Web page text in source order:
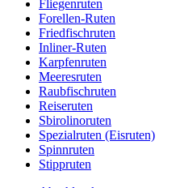
Fliegenruten
Forellen-Ruten
Friedfischruten
Inliner-Ruten
Karpfenruten
Meeresruten
Raubfischruten
Reiseruten
Sbirolinoruten
Spezialruten (Eisruten)
Spinnruten
Stippruten